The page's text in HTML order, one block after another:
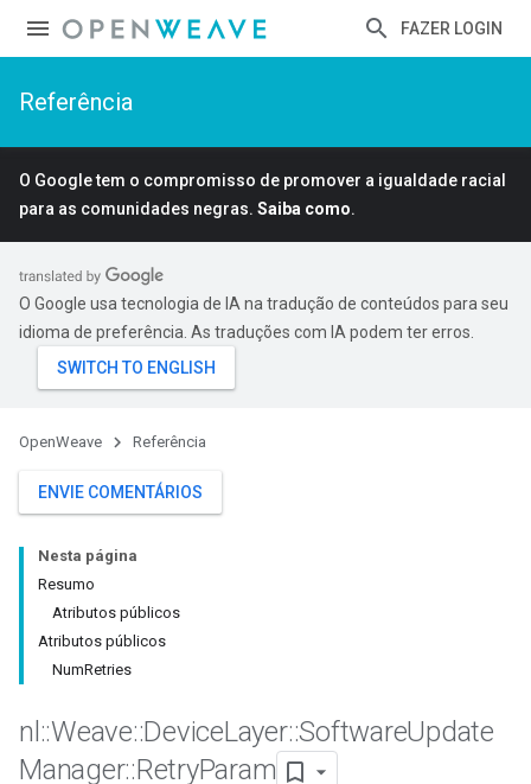
FAZER LOGIN
Referência
O Google tem o compromisso de promover a igualdade racial
para as comunidades negras. Saiba como.
O Google usa tecnologia de IA na tradução de conteúdos para seu
idioma de preferência. As traduções com IA podem ter erros.
OpenWeave Referência
ENVIE COMENTÁRIOS
Nesta página
Resumo
Atributos públicos
Atributos públicos
NumRetries
nl ::Weave::DeviceLayer::SoftwareUpdate
Manager::RetryParam